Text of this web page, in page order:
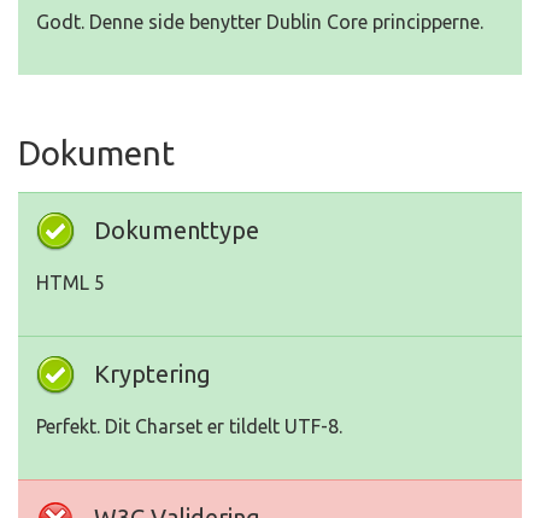
Godt. Denne side benytter Dublin Core principperne.
Dokument
Dokumenttype
HTML 5
Kryptering
Perfekt. Dit Charset er tildelt UTF-8.